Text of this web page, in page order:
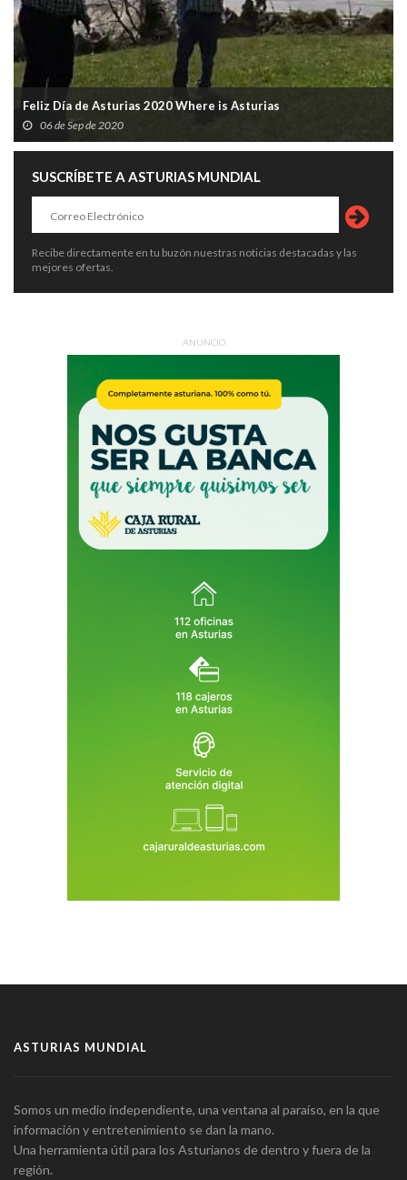
Feliz Día de Asturias 2020 Where is Asturias
06 de Sep de 2020
SUSCRÍBETE A ASTURIAS MUNDIAL
Recibe directamente en tu buzón nuestras noticias destacadas y las
mejores ofertas.
ANUNCIO
ASTURIAS MUNDIAL
Somos un medio independiente, una ventana al paraíso, en la que
información y entretenimiento se dan la mano.
Una herramienta útil para los Asturianos de dentro y fuera de la
región.